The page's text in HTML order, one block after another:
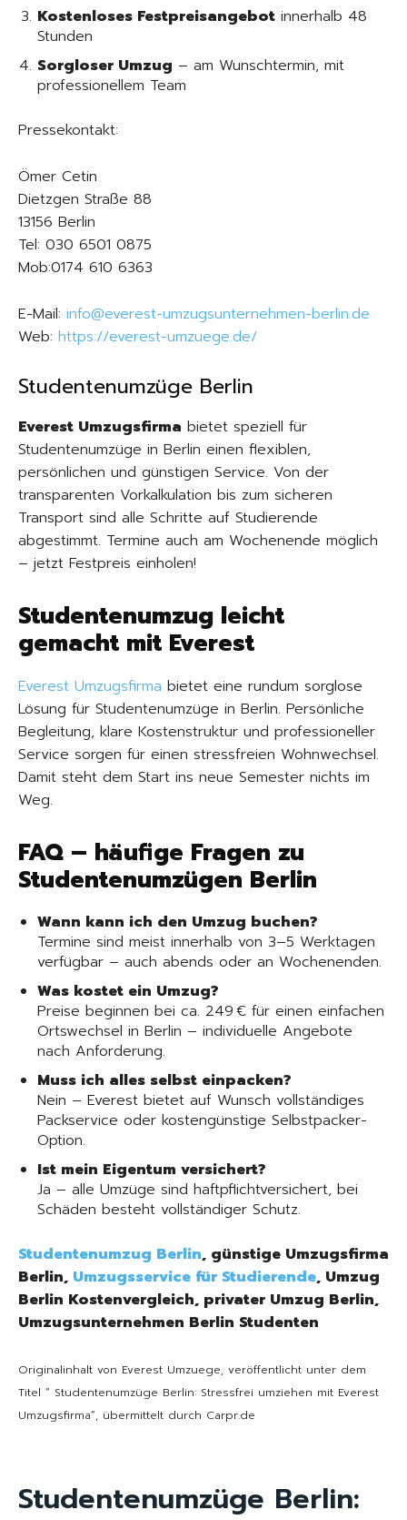
Kostenloses Festpreis­angebot innerhalb 48
Stunden
Sorgloser Umzug – am Wunschtermin, mit
professionellem Team
Pressekontakt:
Ömer Cetin
Dietzgen Straße 88
13156 Berlin
Tel: 030 6501 0875
Mob:0174 610 6363
E-Mail: info@everest-umzugsunternehmen-berlin.de
Web: https://everest-umzuege.de/
Studentenumzüge Berlin
Everest Umzugsfirma bietet speziell für
Studentenumzüge in Berlin einen flexiblen,
persönlichen und günstigen Service. Von der
transparenten Vorkalkulation bis zum sicheren
Transport sind alle Schritte auf Studierende
abgestimmt. Termine auch am Wochenende möglich
– jetzt Festpreis einholen!
Studentenumzug leicht
gemacht mit Everest
Everest Umzugsfirma bietet eine rundum sorglose
Lösung für Studentenumzüge in Berlin. Persönliche
Begleitung, klare Kostenstruktur und professioneller
Service sorgen für einen stressfreien Wohnwechsel.
Damit steht dem Start ins neue Semester nichts im
Weg.
FAQ – häufige Fragen zu
Studenten­umzügen Berlin
Wann kann ich den Umzug buchen?
Termine sind meist innerhalb von 3–5 Werktagen
verfügbar – auch abends oder an Wochenenden.
Was kostet ein Umzug?
Preise beginnen bei ca. 249 € für einen einfachen
Ortswechsel in Berlin – individuelle Angebote
nach Anforderung.
Muss ich alles selbst einpacken?
Nein – Everest bietet auf Wunsch vollständiges
Packservice oder kostengünstige Selbstpacker-
Option.
Ist mein Eigentum versichert?
Ja – alle Umzüge sind haftpflichtversichert, bei
Schäden besteht vollständiger Schutz.
Studentenumzug Berlin, günstige Umzugsfirma
Berlin, Umzugsservice für Studierende, Umzug
Berlin Kostenvergleich, privater Umzug Berlin,
Umzugsunternehmen Berlin Studenten
Originalinhalt von Everest Umzuege, veröffentlicht unter dem
Titel “ Studentenumzüge Berlin: Stressfrei umziehen mit Everest
Umzugsfirma“, übermittelt durch Carpr.de
Studentenumzüge Berlin: